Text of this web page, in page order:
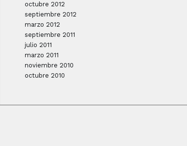
octubre 2012
septiembre 2012
marzo 2012
septiembre 2011
julio 2011
marzo 2011
noviembre 2010
octubre 2010